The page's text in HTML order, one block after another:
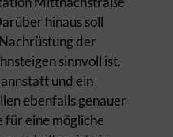
hinaus soll
der
sinnvoll ist.
und ein
ebenfalls genauer
für eine mögliche